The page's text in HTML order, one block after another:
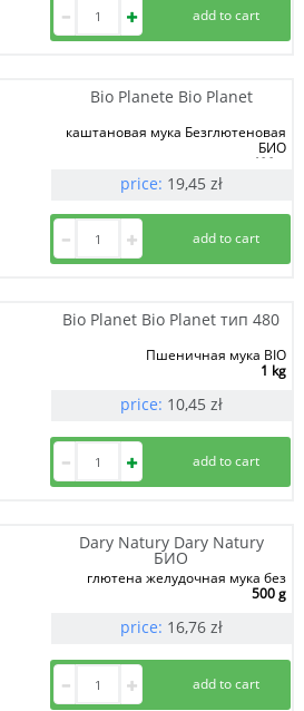
Bio Planete Bio Planet
каштановая мука Безглютеновая
БИО
400 g
price: 19,45 zł
Bio Planet Bio Planet тип 480
Пшеничная мука BIO
1 kg
price: 10,45 zł
Dary Natury Dary Natury
БИО
глютена желудочная мука без
500 g
price: 16,76 zł